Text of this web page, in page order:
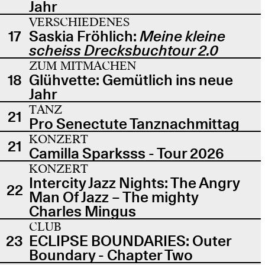
Jahr
17
VERSCHIEDENES
Saskia Fröhlich: Meine kleine
scheiss Drecksbuchtour 2.0
18
ZUM MITMACHEN
Glühvette: Gemütlich ins neue
Jahr
21 TANZ
Pro Senectute Tanznachmittag
21 KONZERT
Camilla Sparksss - Tour 2026
22
KONZERT
Intercity Jazz Nights: The Angry
Man Of Jazz – The mighty
Charles Mingus
23
CLUB
ECLIPSE BOUNDARIES: Outer
Boundary - Chapter Two